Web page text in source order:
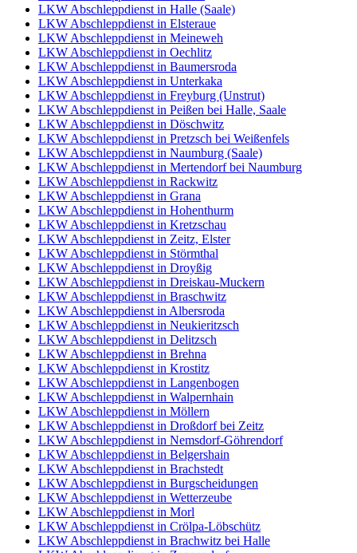
LKW Abschleppdienst in Halle (Saale)
LKW Abschleppdienst in Elsteraue
LKW Abschleppdienst in Meineweh
LKW Abschleppdienst in Oechlitz
LKW Abschleppdienst in Baumersroda
LKW Abschleppdienst in Unterkaka
LKW Abschleppdienst in Freyburg (Unstrut)
LKW Abschleppdienst in Peißen bei Halle, Saale
LKW Abschleppdienst in Döschwitz
LKW Abschleppdienst in Pretzsch bei Weißenfels
LKW Abschleppdienst in Naumburg (Saale)
LKW Abschleppdienst in Mertendorf bei Naumburg
LKW Abschleppdienst in Rackwitz
LKW Abschleppdienst in Grana
LKW Abschleppdienst in Hohenthurm
LKW Abschleppdienst in Kretzschau
LKW Abschleppdienst in Zeitz, Elster
LKW Abschleppdienst in Störmthal
LKW Abschleppdienst in Droyßig
LKW Abschleppdienst in Dreiskau-Muckern
LKW Abschleppdienst in Braschwitz
LKW Abschleppdienst in Albersroda
LKW Abschleppdienst in Neukieritzsch
LKW Abschleppdienst in Delitzsch
LKW Abschleppdienst in Brehna
LKW Abschleppdienst in Krostitz
LKW Abschleppdienst in Langenbogen
LKW Abschleppdienst in Walpernhain
LKW Abschleppdienst in Möllern
LKW Abschleppdienst in Droßdorf bei Zeitz
LKW Abschleppdienst in Nemsdorf-Göhrendorf
LKW Abschleppdienst in Belgershain
LKW Abschleppdienst in Brachstedt
LKW Abschleppdienst in Burgscheidungen
LKW Abschleppdienst in Wetterzeube
LKW Abschleppdienst in Morl
LKW Abschleppdienst in Crölpa-Löbschütz
LKW Abschleppdienst in Brachwitz bei Halle